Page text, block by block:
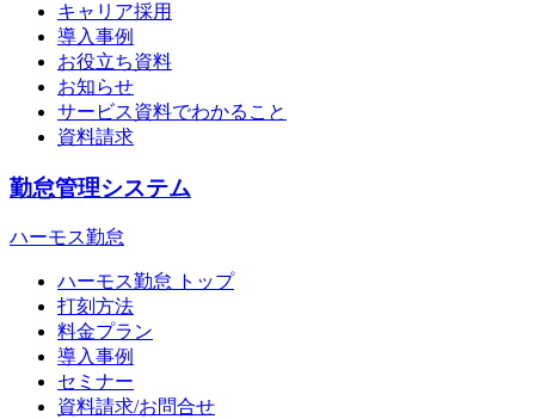
キャリア採用
導入事例
お役立ち資料
お知らせ
サービス資料でわかること
資料請求
勤怠管理システム
ハーモス勤怠
ハーモス勤怠 トップ
打刻方法
料金プラン
導入事例
セミナー
資料請求/お問合せ